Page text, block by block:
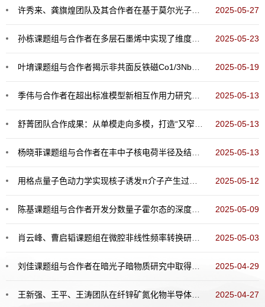
许秀来、龚旗煌团队及其合作者在基于莫尔光子晶体微腔的腔量子电动力学研究中取得重要进展 2025-05-27
孙栋课题组与合作者在多层石墨烯中实现了维度增强的中红外光轨道角动量探测 2025-05-23
叶堉课题组与合作者揭示非共面反铁磁Co1/3NbS2中的拓扑输运行为 2025-05-19
季伟与合作者在超出标准模型新相互作用力研究中取得新进展 2025-05-13
舒菁团队合作成果：从单模走向多模，打造“又窄又宽”的暗物质与引力波探测器 2025-05-13
杨晓菲课题组与合作者在丰中子核电荷半径及结构研究中取得新进展 2025-05-13
用格点量子色动力学实现核子诱发π介子产生过程的第一性原理计算 2025-05-12
陈基课题组与合作者开发分数量子霍尔态的深度学习量子蒙特卡洛算法 2025-05-09
肖云峰、曹启韬课题组在微腔非线性频率转换研究中取得重要进展 2025-05-03
刘佳课题组与合作者在暗光子暗物质研究中取得新进展 2025-04-29
王新强、王平、王涛团队在纤锌矿氮化物半导体的极化研究上取得重要进展 2025-04-27